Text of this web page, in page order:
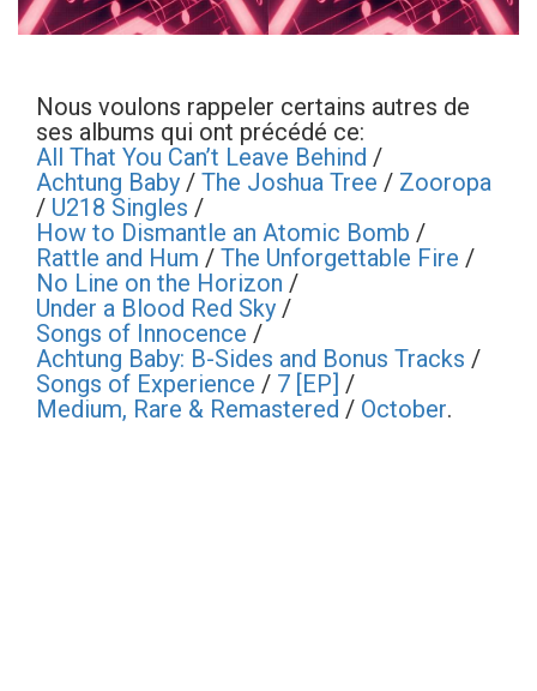
Nous voulons rappeler certains autres de
ses albums qui ont précédé ce:
All That You Can’t Leave Behind /
Achtung Baby / The Joshua Tree / Zooropa
/ U218 Singles /
How to Dismantle an Atomic Bomb /
Rattle and Hum / The Unforgettable Fire /
No Line on the Horizon /
Under a Blood Red Sky /
Songs of Innocence /
Achtung Baby: B-Sides and Bonus Tracks /
Songs of Experience / 7 [EP] /
Medium, Rare & Remastered / October.